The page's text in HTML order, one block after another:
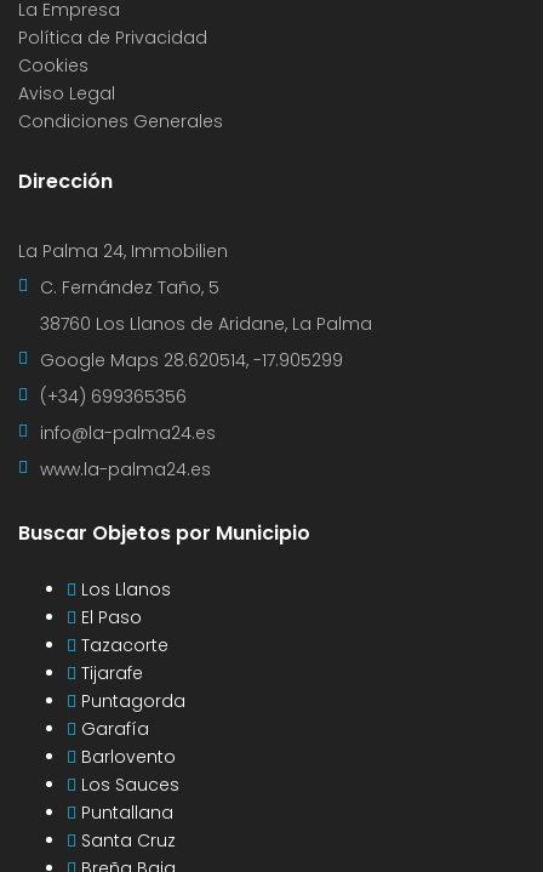
La Empresa
Política de Privacidad
Cookies
Aviso Legal
Condiciones Generales
Dirección
La Palma 24, Immobilien
C. Fernández Taño, 5
38760 Los Llanos de Aridane, La Palma
Google Maps 28.620514, -17.905299
(+34) 699365356
info@la-palma24.es
www.la-palma24.es
Buscar Objetos por Municipio
Los Llanos
El Paso
Tazacorte
Tijarafe
Puntagorda
Garafía
Barlovento
Los Sauces
Puntallana
Santa Cruz